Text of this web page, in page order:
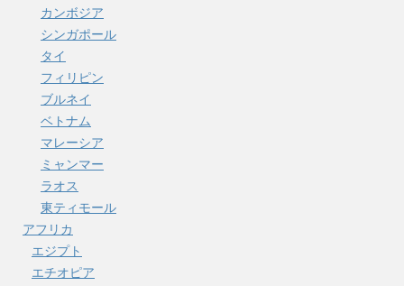
カンボジア
シンガポール
タイ
フィリピン
ブルネイ
ベトナム
マレーシア
ミャンマー
ラオス
東ティモール
アフリカ
エジプト
エチオピア